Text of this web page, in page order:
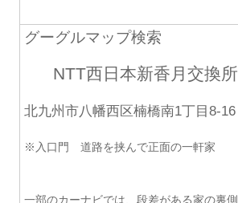
グーグルマップ検索
NTT西日本新香月交換
北九州市八幡西区楠橋南1丁目8-16
※入口門 道路を挟んで正面の一軒家
一部のカーナビでは、段差がある家の裏